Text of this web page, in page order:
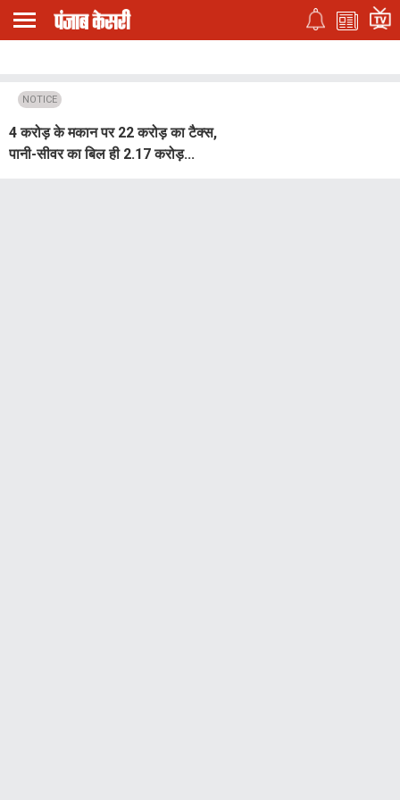
NOTICE
4 करोड़ के मकान पर 22 करोड़ का टैक्स,
पानी-सीवर का बिल ही 2.17 करोड़...